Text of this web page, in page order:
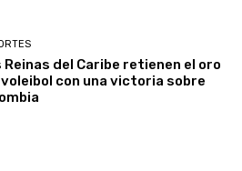
Reinas del Caribe retienen el oro
con una victoria sobre